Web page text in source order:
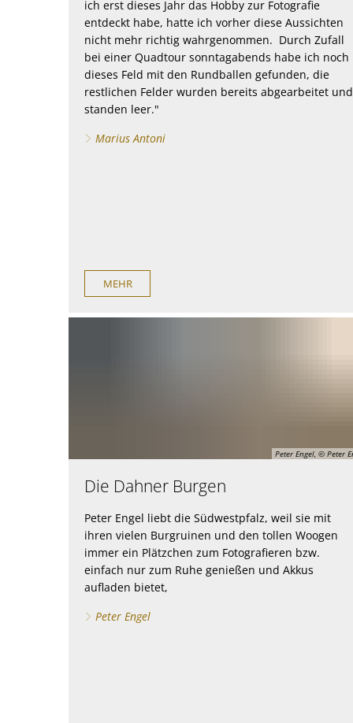
ich erst dieses Jahr das Hobby zur Fotografie
entdeckt habe, hatte ich vorher diese Aussichten
nicht mehr richtig wahrgenommen. Durch Zufall
bei einer Quadtour sonntagabends habe ich noch
dieses Feld mit den Rundballen gefunden, die
restlichen Felder wurden bereits abgearbeitet und
standen leer."
Marius Antoni
MEHR
Peter Engel, © Peter
Die Dahner Burgen
Peter Engel liebt die Südwestpfalz, weil sie mit
ihren vielen Burgruinen und den tollen Woogen
immer ein Plätzchen zum Fotografieren bzw.
einfach nur zum Ruhe genießen und Akkus
aufladen bietet,
Peter Engel